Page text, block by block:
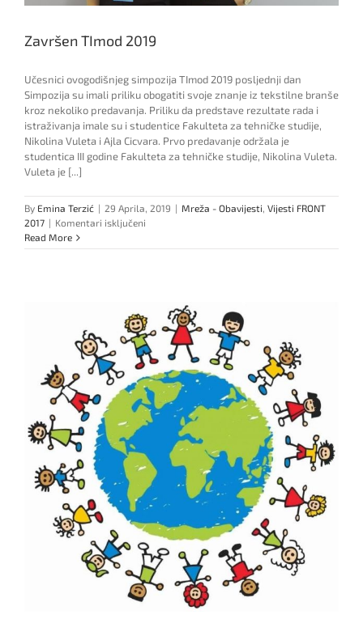
Završen TImod 2019
Učesnici ovogodišnjeg simpozija TImod 2019 posljednji dan
Simpozija su imali priliku obogatiti svoje znanje iz tekstilne branše
kroz nekoliko predavanja. Priliku da predstave rezultate rada i
istraživanja imale su i studentice Fakulteta za tehničke studije,
Nikolina Vuleta i Ajla Cicvara. Prvo predavanje održala je
studentica III godine Fakulteta za tehničke studije, Nikolina Vuleta.
Vuleta je [...]
By Emina Terzić | 29 Aprila, 2019 | Mreža - Obavijesti, Vijesti FRONT
2017 | Komentari isključeni
TImod
Read More